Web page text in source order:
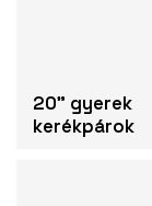
20" gyerek
kerékpárok